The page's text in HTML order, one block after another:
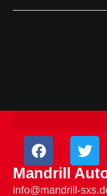
Mandrill
info@mandrill-